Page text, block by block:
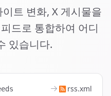
트 변화, X 게시물을
드로 통합하여 어디
있습니다.
rss.xml